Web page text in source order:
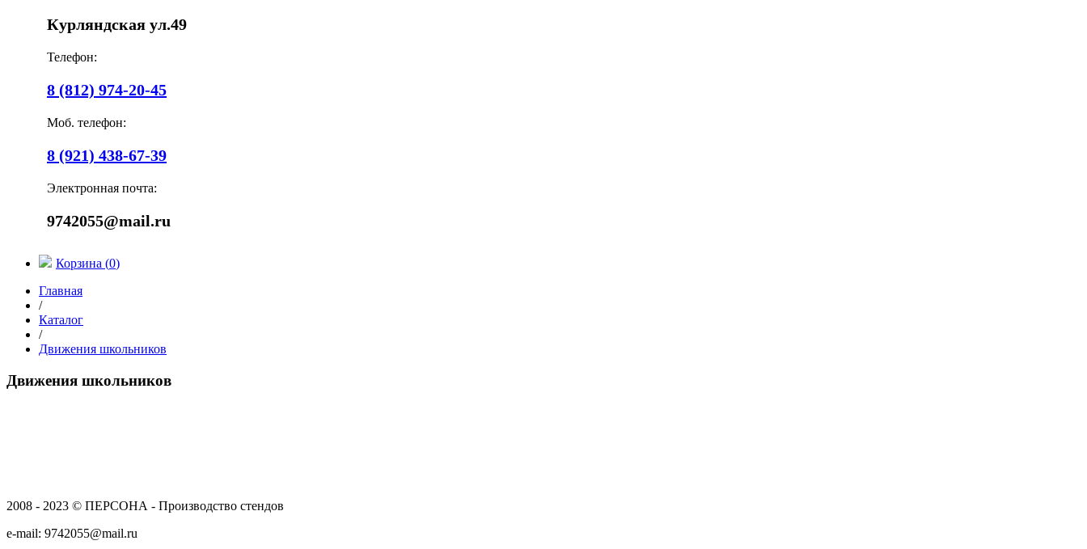
Курляндская ул.49
Телефон:
8 (812) 974-20-45
Моб. телефон:
8 (921) 438-67-39
Электронная почта:
9742055@mail.ru
Корзина (0)
Главная
/
Каталог
/
Движения школьников
Движения школьников
2008 - 2023 © ПЕРСОНА - Производство стендов
e-mail: 9742055@mail.ru